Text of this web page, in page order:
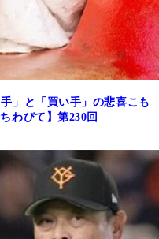
」と「買い手」の悲喜こも
わびて】第230回